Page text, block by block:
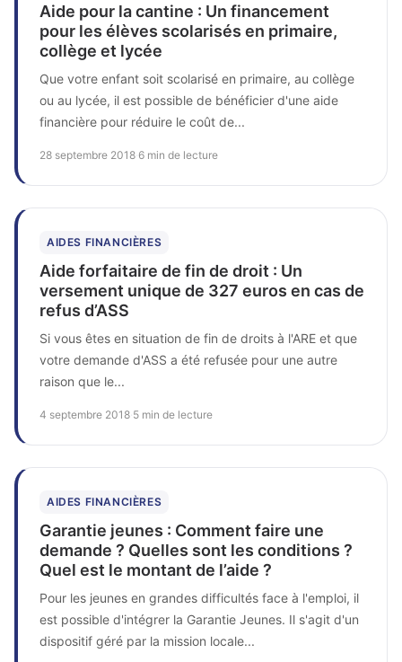
Aide pour la cantine : Un financement
pour les élèves scolarisés en primaire,
collège et lycée
Que votre enfant soit scolarisé en primaire, au collège
ou au lycée, il est possible de bénéficier d'une aide
financière pour réduire le coût de...
28 septembre 2018 6 min de lecture
AIDES FINANCIÈRES
Aide forfaitaire de fin de droit : Un
versement unique de 327 euros en cas de
refus d’ASS
Si vous êtes en situation de fin de droits à l'ARE et que
votre demande d'ASS a été refusée pour une autre
raison que le...
4 septembre 2018 5 min de lecture
AIDES FINANCIÈRES
Garantie jeunes : Comment faire une
demande ? Quelles sont les conditions ?
Quel est le montant de l’aide ?
Pour les jeunes en grandes difficultés face à l'emploi, il
est possible d'intégrer la Garantie Jeunes. Il s'agit d'un
dispositif géré par la mission locale...